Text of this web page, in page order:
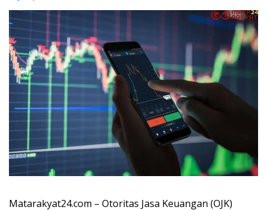
Matarakyat24.com – Otoritas Jasa Keuangan (OJK)